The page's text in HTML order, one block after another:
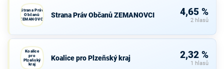
Strana Práv
Občanů
ZEMANOVCI
Strana Práv Občanů ZEMANOVCI 4,65 %
2 hlasů
Koalice
pro
Plzeňský
kraj
Koalice pro Plzeňský kraj 2,32 %
1 hlasů